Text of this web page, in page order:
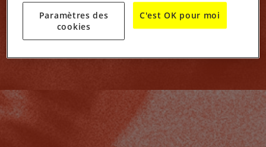
Paramètres des
cookies
C'est OK pour moi